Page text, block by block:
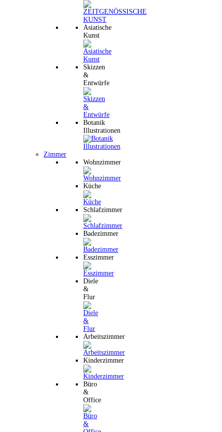
Asiatische
Kunst
Skizzen
&
Entwürfe
Botanik
Illustrationen
Zimmer
Wohnzimmer
Küche
Schlafzimmer
Badezimmer
Esszimmer
Diele
&
Flur
Arbeitszimmer
Kinderzimmer
Büro
&
Office